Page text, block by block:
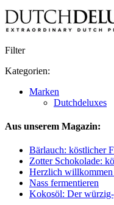
Filter
Kategorien:
Marken
Dutchdeluxes
Aus unserem Magazin:
Bärlauch: köstlicher
Zotter Schokolade:
Herzlich
Nass fermentieren
Kokosöl: Der